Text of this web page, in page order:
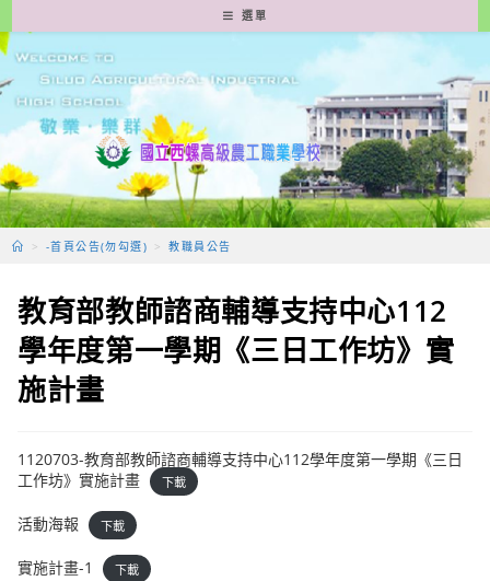
轉
至
要
容
選單
> -首頁公告(勿勾選) > 教職員公告
教育部教師諮商輔導支持中心112
學年度第一學期《三日工作坊》實
施計畫
1120703-教育部教師諮商輔導支持中心112學年度第一學期《三日
工作坊》實施計畫
下載
活動海報 下載
實施計畫-1 下載